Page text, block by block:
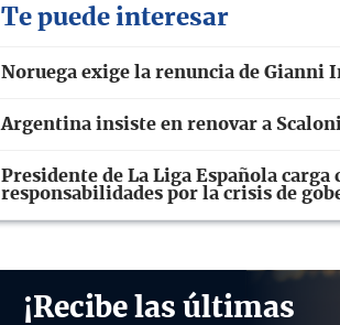
Te puede interesar
Noruega exige la renuncia de Gianni
Argentina insiste en renovar a
Presidente de La Liga Española
responsabilidades por la crisis de
¡Recibe las últimas